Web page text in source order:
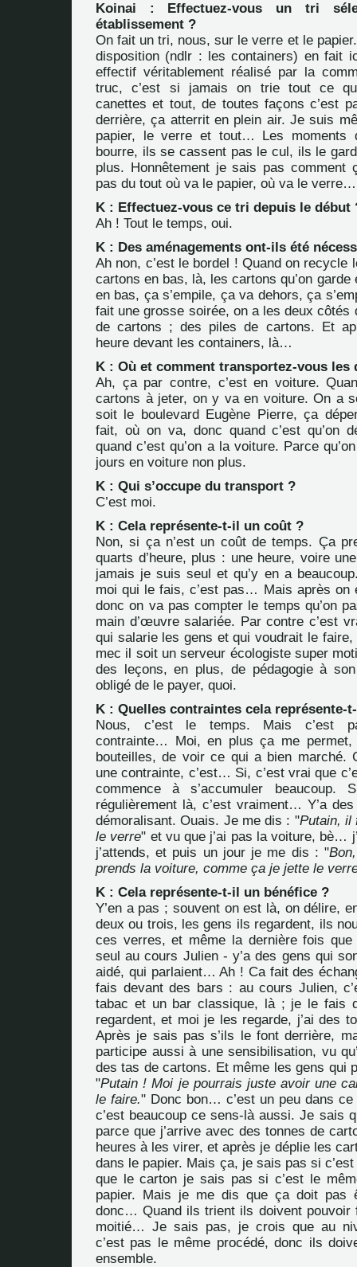
Koinai : Effectuez-vous un tri
établissement ?
On fait un tri, nous, sur le verre et le papier.
disposition (ndlr : les containers) en fait
effectif véritablement réalisé par la
truc, c’est si jamais on trie tout ce
canettes et tout, de toutes façons c’est
derrière, ça atterrit en plein air. Je suis
papier, le verre et tout… Les moments
bourre, ils se cassent pas le cul, ils le
plus. Honnêtement je sais pas comment
pas du tout où va le papier, où va le verre…
K : Effectuez-vous ce tri depuis le début
Ah ! Tout le temps, oui.
K : Des aménagements ont-ils été
Ah non, c’est le bordel ! Quand on recycle
cartons en bas, là, les cartons qu’on garde
en bas, ça s’empile, ça va dehors, ça
fait une grosse soirée, on a les deux côtés
de cartons ; des piles de cartons. Et
heure devant les containers, là…
K : Où et comment transportez-vous les
Ah, ça par contre, c’est en voiture.
cartons à jeter, on y va en voiture. On a
soit le boulevard Eugène Pierre, ça
fait, où on va, donc quand c’est qu’on
quand c’est qu’on a la voiture. Parce
jours en voiture non plus.
K : Qui s’occupe du transport ?
C’est moi.
K : Cela représente-t-il un coût ?
Non, si ça n’est un coût de temps. Ça
quarts d’heure, plus : une heure, voire
jamais je suis seul et qu’y en a
moi qui le fais, c’est pas… Mais après on
donc on va pas compter le temps qu’on
main d’œuvre salariée. Par contre c’est
qui salarie les gens et qui voudrait le
mec il soit un serveur écologiste super
des leçons, en plus, de pédagogie à
obligé de le payer, quoi.
K : Quelles contraintes cela représente-
Nous, c’est le temps. Mais c’est
contrainte… Moi, en plus ça me
bouteilles, de voir ce qui a bien marché.
une contrainte, c’est… Si, c’est vrai que
commence à s’accumuler
régulièrement là, c’est vraiment… Y’a
démoralisant. Ouais. Je me dis : "Putain, il
le verre" et vu que j’ai pas la voiture, bè…
j’attends, et puis un jour je me dis : "
prends la voiture, comme ça je jette le
K : Cela représente-t-il un bénéfice ?
Y’en a pas ; souvent on est là, on délire,
deux ou trois, les gens ils regardent, ils
ces verres, et même la dernière fois que
seul au cours Julien - y’a des gens qui
aidé, qui parlaient… Ah ! Ca fait des
fais devant des bars : au cours Julien,
tabac et un bar classique, là ; je le fais
regardent, et moi je les regarde, j’ai des
Après je sais pas s’ils le font derrière,
participe aussi à une sensibilisation, vu
des tas de cartons. Et même les gens qui
"Putain ! Moi je pourrais juste avoir une
le faire." Donc bon… c’est un peu dans
c’est beaucoup ce sens-là aussi. Je sais
parce que j’arrive avec des tonnes de
heures à les virer, et après je déplie les
dans le papier. Mais ça, je sais pas si
que le carton je sais pas si c’est le
papier. Mais je me dis que ça doit pas
donc… Quand ils trient ils doivent pouvoir
moitié… Je sais pas, je crois que au
c’est pas le même procédé, donc ils
ensemble.